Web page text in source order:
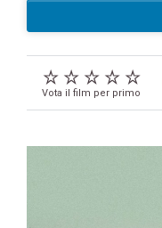
Vota il film per primo